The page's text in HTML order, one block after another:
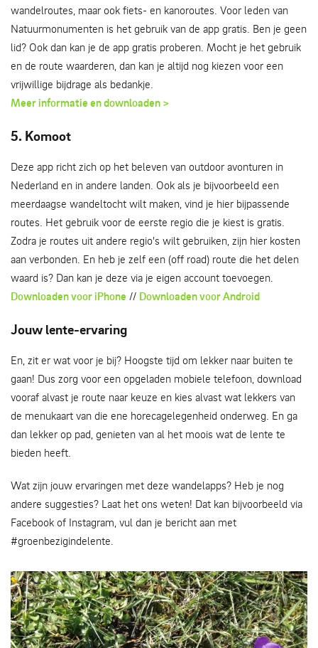
wandelroutes, maar ook fiets- en kanoroutes. Voor leden van
Natuurmonumenten is het gebruik van de app gratis. Ben je geen
lid? Ook dan kan je de app gratis proberen. Mocht je het gebruik
en de route waarderen, dan kan je altijd nog kiezen voor een
vrijwillige bijdrage als bedankje.
Meer informatie en downloaden >
5. Komoot
Deze app richt zich op het beleven van outdoor avonturen in
Nederland en in andere landen. Ook als je bijvoorbeeld een
meerdaagse wandeltocht wilt maken, vind je hier bijpassende
routes. Het gebruik voor de eerste regio die je kiest is gratis.
Zodra je routes uit andere regio's wilt gebruiken, zijn hier kosten
aan verbonden. En heb je zelf een (off road) route die het delen
waard is? Dan kan je deze via je eigen account toevoegen.
Downloaden voor iPhone // Downloaden voor Android
Jouw lente-ervaring
En, zit er wat voor je bij? Hoogste tijd om lekker naar buiten te
gaan! Dus zorg voor een opgeladen mobiele telefoon, download
vooraf alvast je route naar keuze en kies alvast wat lekkers van
de menukaart van die ene horecagelegenheid onderweg. En ga
dan lekker op pad, genieten van al het moois wat de lente te
bieden heeft.
Wat zijn jouw ervaringen met deze wandelapps? Heb je nog
andere suggesties? Laat het ons weten! Dat kan bijvoorbeeld via
Facebook of Instagram, vul dan je bericht aan met
#groenbezigindelente.